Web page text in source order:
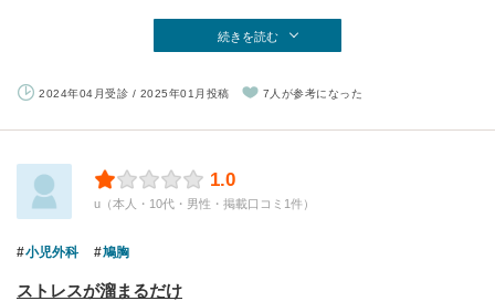
続きを読む
2024年04月受診 / 2025年01月投稿 7人が参考になった
1.0
u（本人・10代・男性・掲載口コミ1件）
小児外科 鳩胸
ストレスが溜まるだけ